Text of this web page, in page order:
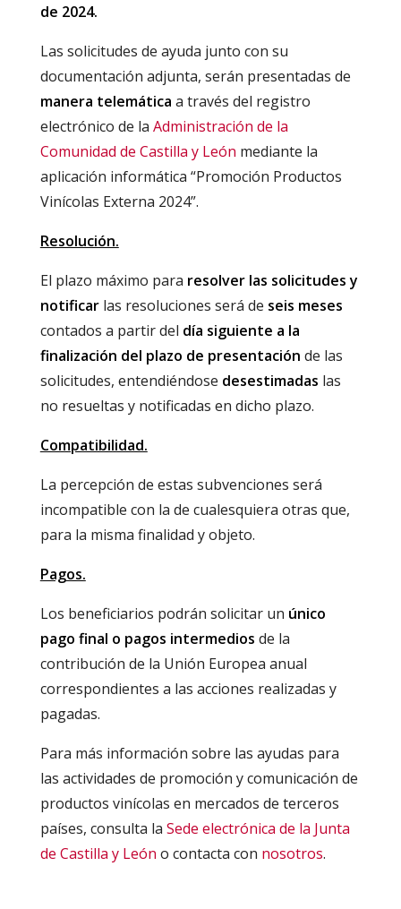
de 2024.
Las solicitudes de ayuda junto con su
documentación adjunta, serán presentadas de
manera telemática a través del registro
electrónico de la Administración de la
Comunidad de Castilla y León mediante la
aplicación informática “Promoción Productos
Vinícolas Externa 2024”.
Resolución.
El plazo máximo para resolver las solicitudes y
notificarlas resoluciones será de seis meses
contados a partir del día siguiente a la
finalización del plazo de presentación de las
solicitudes, entendiéndose desestimadas las
no resueltas y notificadas en dicho plazo.
Compatibilidad.
La percepción de estas subvenciones será
incompatible con la de cualesquiera otras que,
para la misma finalidad y objeto.
Pagos.
Los beneficiarios podrán solicitar un único
pago final o pagos intermedios de la
contribución de la Unión Europea anual
correspondientes a las acciones realizadas y
pagadas.
Para más información sobre las ayudas para
las actividades de promoción y comunicación de
productos vinícolas en mercados de terceros
países, consulta la Sede electrónica de la Junta
de Castilla y León o contacta con nosotros.